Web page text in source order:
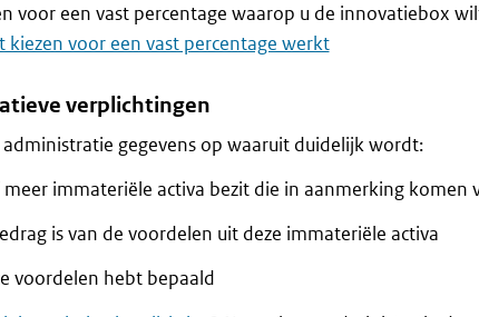
voor een vast percentage waarop u de innovatiebox
kiezen voor een vast percentage werkt
verplichtingen
gegevens op waaruit duidelijk wordt:
immateriële activa bezit die in aanmerking komen
is van de voordelen uit deze immateriële activa
voordelen hebt bepaald